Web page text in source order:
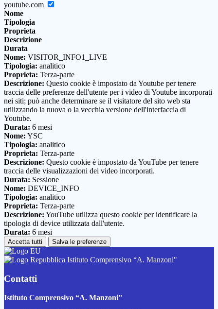
youtube.com
Nome
Tipologia
Proprieta
Descrizione
Durata
Nome: VISITOR_INFO1_LIVE
Tipologia: analitico
Proprieta: Terza-parte
Descrizione: Questo cookie è impostato da Youtube per tenere
traccia delle preferenze dell'utente per i video di Youtube incorporati
nei siti; può anche determinare se il visitatore del sito web sta
utilizzando la nuova o la vecchia versione dell'interfaccia di
Youtube.
Durata: 6 mesi
Nome: YSC
Tipologia: analitico
Proprieta: Terza-parte
Descrizione: Questo cookie è impostato da YouTube per tenere
traccia delle visualizzazioni dei video incorporati.
Durata: Sessione
Nome: DEVICE_INFO
Tipologia: analitico
Proprieta: Terza-parte
Descrizione: YouTube utilizza questo cookie per identificare la
tipologia di device utilizzata dall'utente.
Durata: 6 mesi
Accetta tutti Salva le preferenze
Istituto Comprensivo “A. Manzoni"
Contatti
Istituto Comprensivo “A. Manzoni"